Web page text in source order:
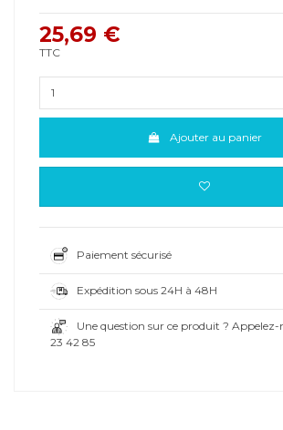
25,69 €
TTC
Ajouter au panier
Paiement sécurisé
Expédition sous 24H à 48H
Une question sur ce produit ?
23 42 85